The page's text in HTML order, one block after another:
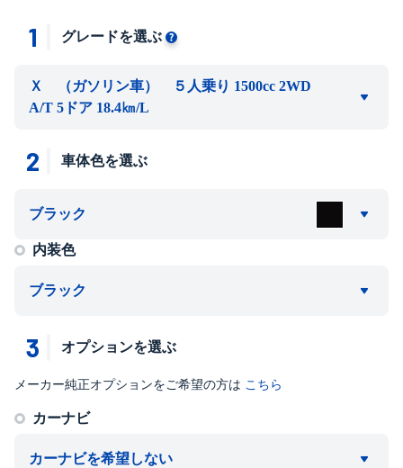
1 グレードを選ぶ
Ｘ （ガソリン車） ５人乗り 1500cc 2WD
A/T 5ドア 18.4㎞/L
2 車体色を選ぶ
ブラック
内装色
ブラック
3 オプションを選ぶ
メーカー純正オプションをご希望の方は こちら
カーナビ
カーナビを希望しない